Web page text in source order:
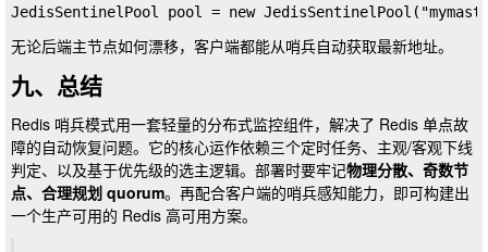
无论后端主节点如何漂移，客户端都能从哨兵自动获取最新地址。
九、总结
Redis 哨兵模式用一套轻量的分布式监控组件，解决了 Redis 单点故
障的自动恢复问题。它的核心运作依赖三个定时任务、主观/客观下线
判定、以及基于优先级的选主逻辑。部署时要牢记物理分散、奇数节
点、合理规划 quorum。再配合客户端的哨兵感知能力，即可构建出
一个生产可用的 Redis 高可用方案。